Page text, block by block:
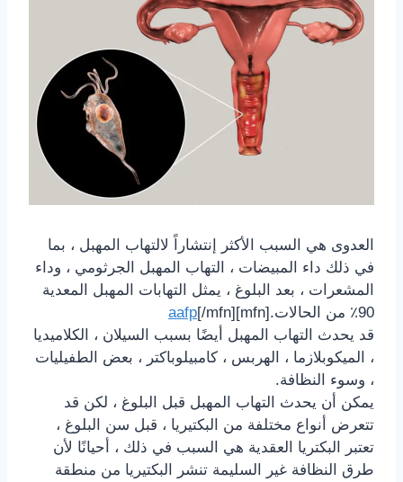
العدوى هي السبب الأكثر إنتشاراً لالتهاب المهبل ، بما
في ذلك داء المبيضات ، التهاب المهبل الجرثومي ، وداء
المشعرات ، بعد
البلوغ ، يمثل التهابات المهبل المعدية
90٪
من الحالات.[mfn] aafp[/mfn]
قد يحدث التهاب المهبل أيضًا بسبب
السيلان ، الكلاميديا ​​
، الميكوبلازما ،
الهربس ، كامبيلوباكتر ، بعض الطفيليات
، وسوء النظافة.
يمكن أن يحدث التهاب المهبل قبل البلوغ ، لكن قد
تتعرض أنواع مختلفة من البكتيريا ، قبل سن البلوغ ،
تعتبر البكتريا العقدية هي السبب في ذلك ، أحيانًا لأن
طرق النظافة غير السليمة تنشر البكتيريا من منطقة